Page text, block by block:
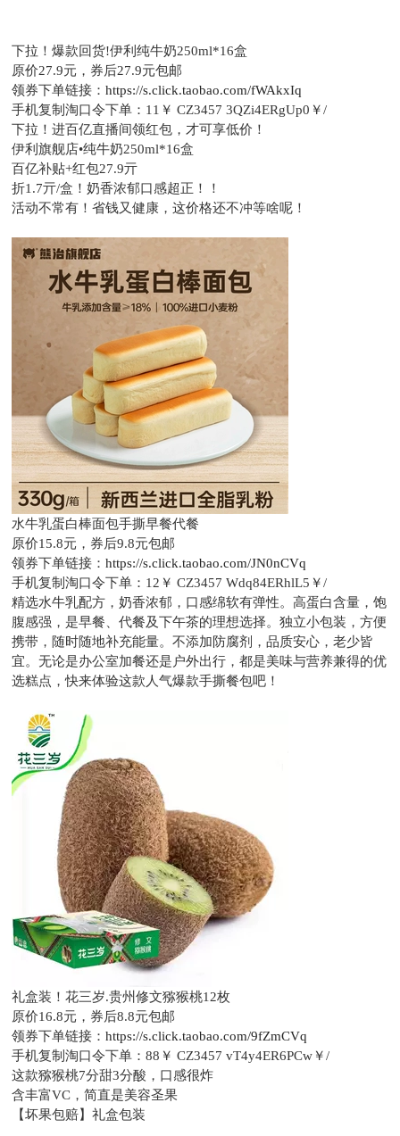
下拉！爆款回货!伊利纯牛奶250ml*16盒
原价27.9元， 券后27.9元包邮
领券下单链接：https://s.click.taobao.com/fWAkxIq
手机复制淘口令下单： 11￥ CZ3457 3QZi4ERgUp0￥/
下拉！进百亿直播间领红包，才可享低价！
伊利旗舰店•纯牛奶250ml*16盒
百亿补贴+红包27.9亓
折1.7亓/盒！奶香浓郁口感超正！！
活动不常有！省钱又健康，这价格还不冲等啥呢！
水牛乳蛋白棒面包手撕早餐代餐
原价15.8元， 券后9.8元包邮
领券下单链接：https://s.click.taobao.com/JN0nCVq
手机复制淘口令下单： 12￥ CZ3457 Wdq84ERhlL5￥/
精选水牛乳配方，奶香浓郁，口感绵软有弹性。高蛋白含量，饱
腹感强，是早餐、代餐及下午茶的理想选择。独立小包装，方便
携带，随时随地补充能量。不添加防腐剂，品质安心，老少皆
宜。无论是办公室加餐还是户外出行，都是美味与营养兼得的优
选糕点，快来体验这款人气爆款手撕餐包吧！
礼盒装！花三岁.贵州修文猕猴桃12枚
原价16.8元， 券后8.8元包邮
领券下单链接：https://s.click.taobao.com/9fZmCVq
手机复制淘口令下单：88￥ CZ3457 vT4y4ER6PCw￥/
这款猕猴桃7分甜3分酸，口感很炸
含丰富VC，简直是美容圣果
【坏果包赔】礼盒包装